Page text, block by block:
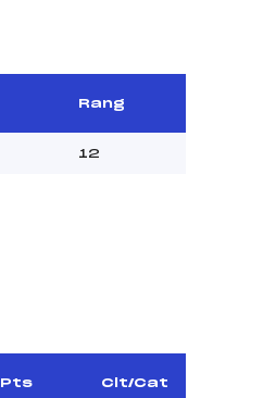
Rang
12
Pts Clt/Cat